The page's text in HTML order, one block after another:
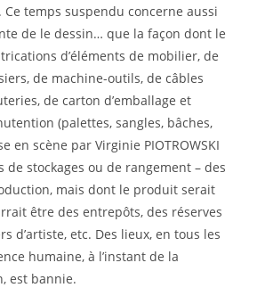
temps suspendu concerne aussi
de le dessin… que la façon dont le
d’éléments de mobilier, de
de machine-outils, de câbles
de carton d’emballage et
(palettes, sangles, bâches,
en scène par Virginie PIOTROWSKI
de stockages ou de rangement – des
mais dont le produit serait
être des entrepôts, des réserves
d’artiste, etc. Des lieux, en tous les
humaine, à l’instant de la
est bannie.